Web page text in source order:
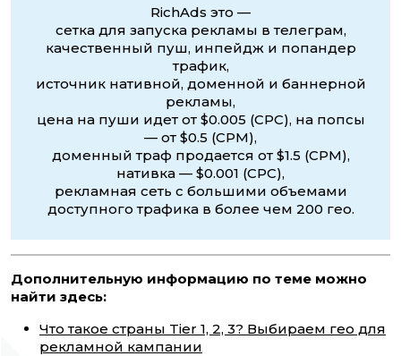
RichAds это —
сетка для запуска рекламы в телеграм,
качественный пуш, инпейдж и попандер
трафик,
источник нативной, доменной и баннерной
рекламы,
цена на пуши идет от $0.005 (CPC), на попсы
— от $0.5 (CPM),
доменный траф продается от $1.5 (CPM),
нативка — $0.001 (CPC),
рекламная сеть с большими объемами
доступного трафика в более чем 200 гео.
Дополнительную информацию по теме можно
найти здесь:
Что такое страны Tier 1, 2, 3? Выбираем гео для
рекламной кампании